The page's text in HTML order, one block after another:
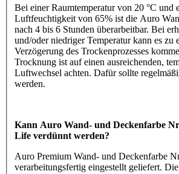
Bei einer Raumtemperatur von 20 °C und
Luftfeuchtigkeit von 65% ist die Auro
nach 4 bis 6 Stunden überarbeitbar. Bei
und/oder niedriger Temperatur kann es zu
Verzögerung des Trockenprozesses
Trocknung ist auf einen ausreichenden,
Luftwechsel achten. Dafür sollte
werden.
Kann Auro Wand- und Deckenfarbe
Life verdünnt werden?
Auro Premium Wand- und Deckenfarbe
verarbeitungsfertig eingestellt geliefert.